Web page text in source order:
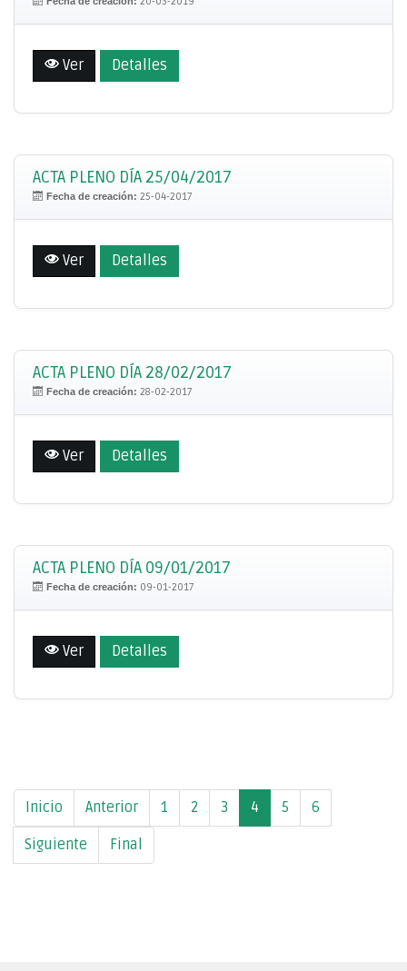
Ver Detalles
ACTA PLENO DÍA 25/04/2017
Fecha de creación: 25-04-2017
Ver Detalles
ACTA PLENO DÍA 28/02/2017
Fecha de creación: 28-02-2017
Ver Detalles
ACTA PLENO DÍA 09/01/2017
Fecha de creación: 09-01-2017
Ver Detalles
Inicio Anterior 1 2 3 4 5 6
Siguiente Final